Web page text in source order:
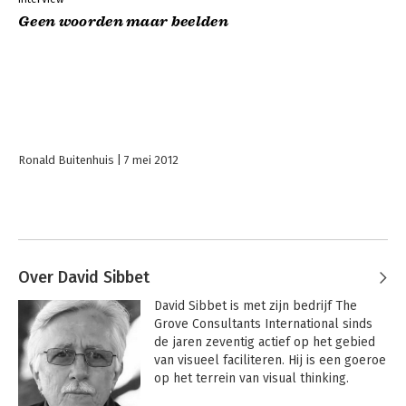
Geen woorden maar beelden
Ronald Buitenhuis 7 mei 2012
Over David Sibbet
David Sibbet is met zijn bedrijf The
Grove Consultants International sinds
de jaren zeventig actief op het gebied
van visueel faciliteren. Hij is een goeroe
op het terrein van visual thinking.